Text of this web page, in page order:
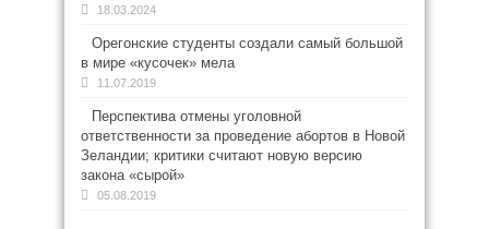
18.03.2024
Орегонские студенты создали самый большой
в мире «кусочек» мела
11.07.2019
Перспектива отмены уголовной
ответственности за проведение абортов в Новой
Зеландии; критики считают новую версию
закона «сырой»
05.08.2019